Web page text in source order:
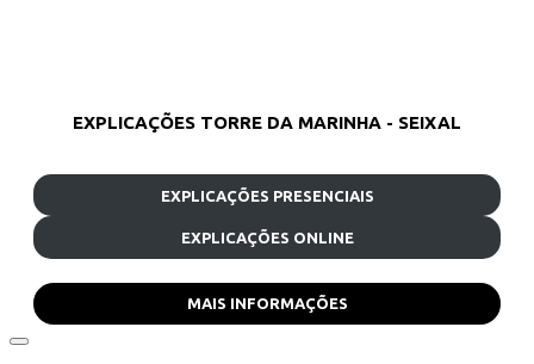
EXPLICAÇÕES TORRE DA MARINHA - SEIXAL
EXPLICAÇÕES PRESENCIAIS
EXPLICAÇÕES ONLINE
MAIS INFORMAÇÕES